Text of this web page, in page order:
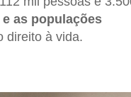
as populações
direito à vida.